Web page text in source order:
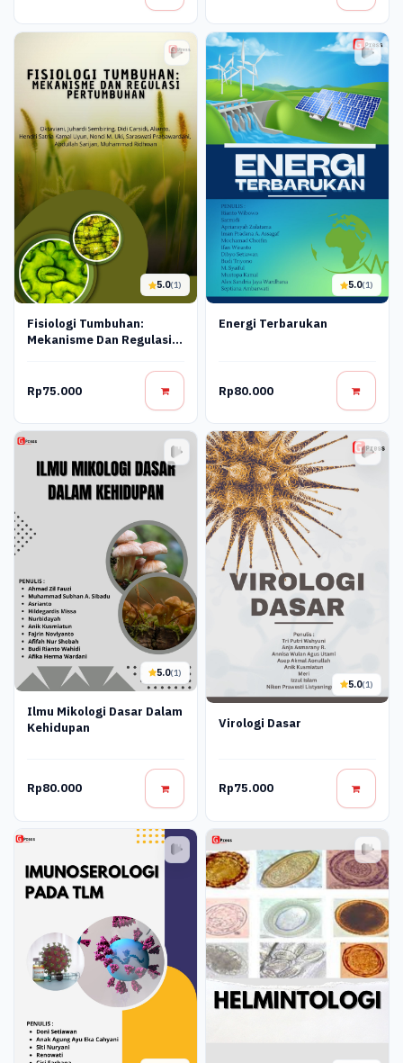
5.0(1)
Fisiologi Tumbuhan:
Mekanisme Dan Regulasi
Rp75.000
5.0(1)
Energi Terbarukan
Rp80.000
5.0(1)
Ilmu Mikologi Dasar Dalam
Kehidupan
Rp80.000
5.0(1)
Virologi Dasar
Rp75.000